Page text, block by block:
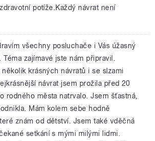
potíže.Každý návrat není
všechny posluchače i Vás úžasný
Téma zajímavé jste nám připravil.
několik krásných návratů i se slzami
návrat jsem prožila před 20
rodného města natrvalo. Jsem šťastná,
Mám kolem sebe hodně
znám od dětství. Jsem také vděčná
setkání s mými milými lidmi.